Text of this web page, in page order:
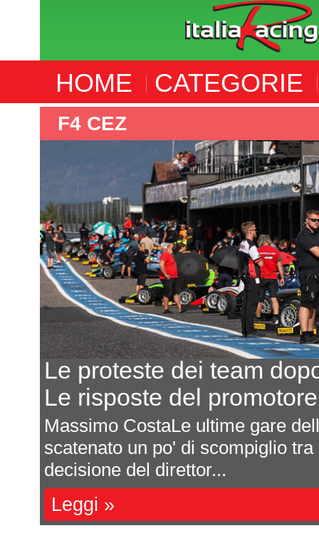
HOME CATEGORIE
F4 CEZ
Le proteste dei team
Le risposte del
Massimo CostaLe ultime gare
scatenato un po' di scompiglio
decisione del direttor...
Leggi »